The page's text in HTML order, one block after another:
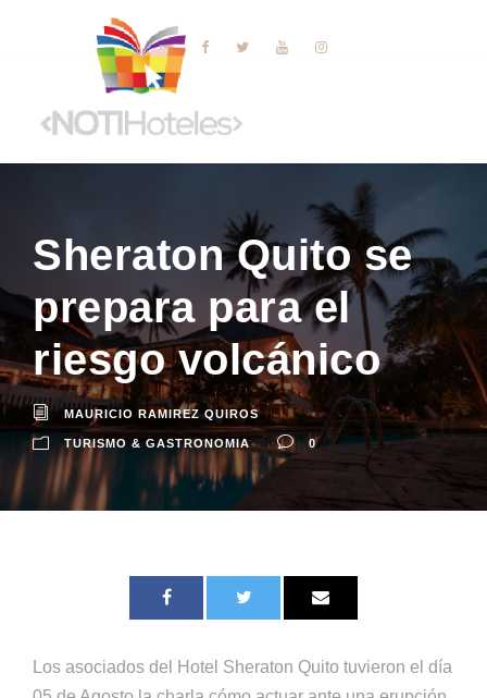
Sheraton Quito se
prepara para el
riesgo volcánico
MAURICIO RAMIREZ QUIROS
TURISMO & GASTRONOMIA 0
Los asociados del Hotel Sheraton Quito tuvieron el día